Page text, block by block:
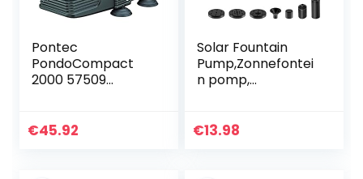
Pontec
PondoCompact
2000 57509
pomp,
€45.92
Solar Fountain
Pump,Zonnefontei
n pomp,
vogelbad,
€13.98